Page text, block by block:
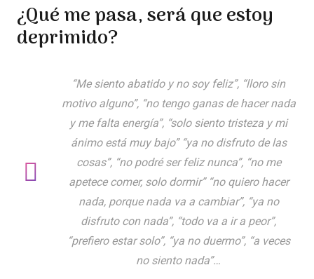
¿Qué me pasa, será que estoy
deprimido?
“Me siento abatido y no soy feliz”, “lloro sin
motivo alguno”, “no tengo ganas de hacer nada
y me falta energía”, “solo siento tristeza y mi
ánimo está muy bajo” “ya no disfruto de las
cosas”, “no podré ser feliz nunca”, “no me
apetece comer, solo dormir” “no quiero hacer
nada, porque nada va a cambiar”, “ya no
disfruto con nada”, “todo va a ir a peor”,
“prefiero estar solo”, “ya no duermo”, “a veces
no siento nada”…